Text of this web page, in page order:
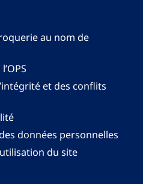
au nom de
et des conflits
données personnelles
du site